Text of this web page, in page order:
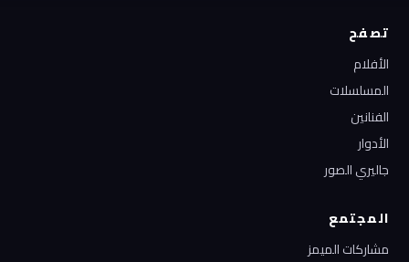
تصفح
الأفلام
المسلسلات
الفنانين
الأدوار
جاليري الصور
المجتمع
مشاركات الميمز